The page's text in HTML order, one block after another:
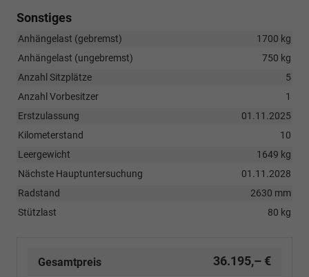
Sonstiges
Anhängelast (gebremst)
1700 kg
Anhängelast (ungebremst)
750 kg
Anzahl Sitzplätze
5
Anzahl Vorbesitzer
1
Erstzulassung
01.11.2025
Kilometerstand
10
Leergewicht
1649 kg
Nächste Hauptuntersuchung
01.11.2028
Radstand
2630 mm
Stützlast
80 kg
Gesamtpreis 36.195,– €